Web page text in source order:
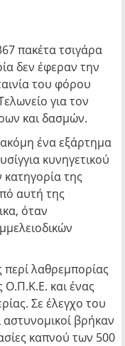
πακέτα τσιγάρα
δεν έφεραν την
του φόρου
για τον
και δασμών.
ένα εξάρτημα
κυνηγετικού
της
αυτή της
όταν
λαθρεμπορίας
και ένας
Σε έλεγχο του
βρήκαν
καπνού των 500